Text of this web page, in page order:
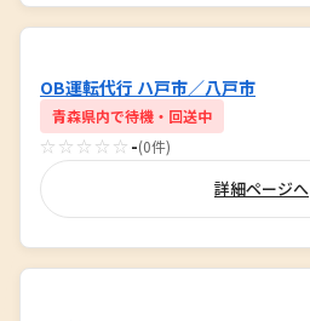
OB運転代行 ハ戸市／八戸市
青森県内で待機・回送中
☆☆☆☆☆ -(0件)
詳細ページへ